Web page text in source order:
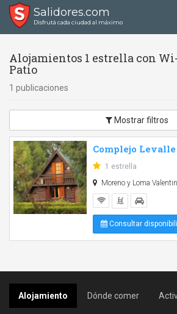
Salidores.com
Disfrutá cada ciudad al máximo
Alojamientos 1 estrella con
Patio
1 publicaciones
Mostrar filtros
Complejo Levalle
1 estrella
Moreno y Loma
Consultar
Alojamiento Dónde comer